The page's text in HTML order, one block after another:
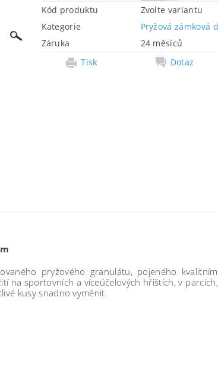
Kód produktu
Zvolte variantu
Kategorie
Pryžová zámková
Záruka
24 měsíců
Tisk
Dotaz
pryžového granulátu, pojeného
na sportovních a víceúčelových hřištích, v
kusy snadno vyměnit.